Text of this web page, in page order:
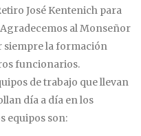
José Kentenich para
al Monseñor
siempre la formación
funcionarios.
de trabajo que llevan
día a día en los
equipos son: